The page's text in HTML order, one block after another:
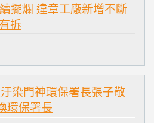
擺爛 違章工廠新增不斷
拆
染門神環保署長張子敬
環保署長